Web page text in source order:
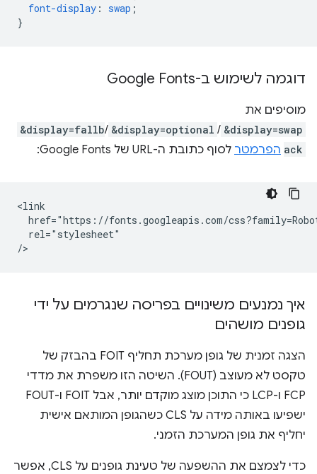
font-display : swap ;
}
דוגמה לשימוש ב-Google Fonts
מוסיפים את
&display=swap
/
&display=optional
/
&display=fallb
ack הפרמטר לסוף כתובת ה-URL של Google Fonts:
<link
href="https://fonts.googleapis.com/
  rel="stylesheet"
איך נמנעים משינויים בפריסה שנגרמים על ידי
גופנים מושהים
הצגה זמנית של גופן מערכת תחליף FOIT בהבזק של
טקסט לא מעוצב (FOUT). השיטה הזו משפרת את מדדי
FCP ו-LCP כי התוכן מוצג מוקדם יותר, אבל FOIT ו-FOUT
ישפיעו באותה מידה על CLS כשהגופן המותאם אישית
יחליף את גופן המערכת הזמני.
כדי לצמצם את ההשפעה של טעינת גופנים על CLS, אפשר